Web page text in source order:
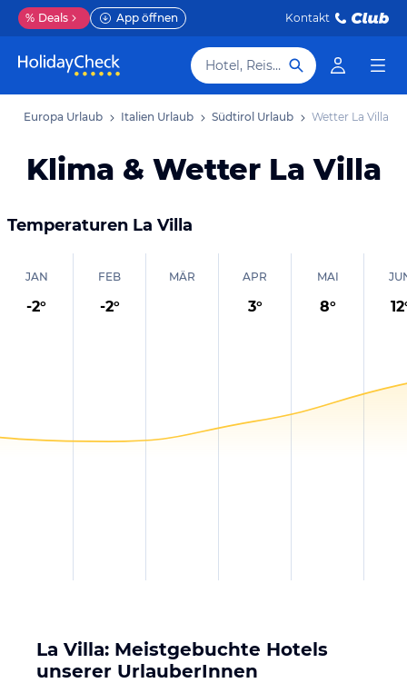
% Deals App öffnen Kontakt
Hotel, Reiseziel
Europa Urlaub Italien Urlaub Südtirol Urlaub Wetter La Villa
Klima & Wetter La Villa
Temperaturen La Villa
JAN
-2°
FEB
-2°
MÄR APR
3°
MAI
8° 12
La Villa: Meistgebuchte Hotels
unserer UrlauberInnen